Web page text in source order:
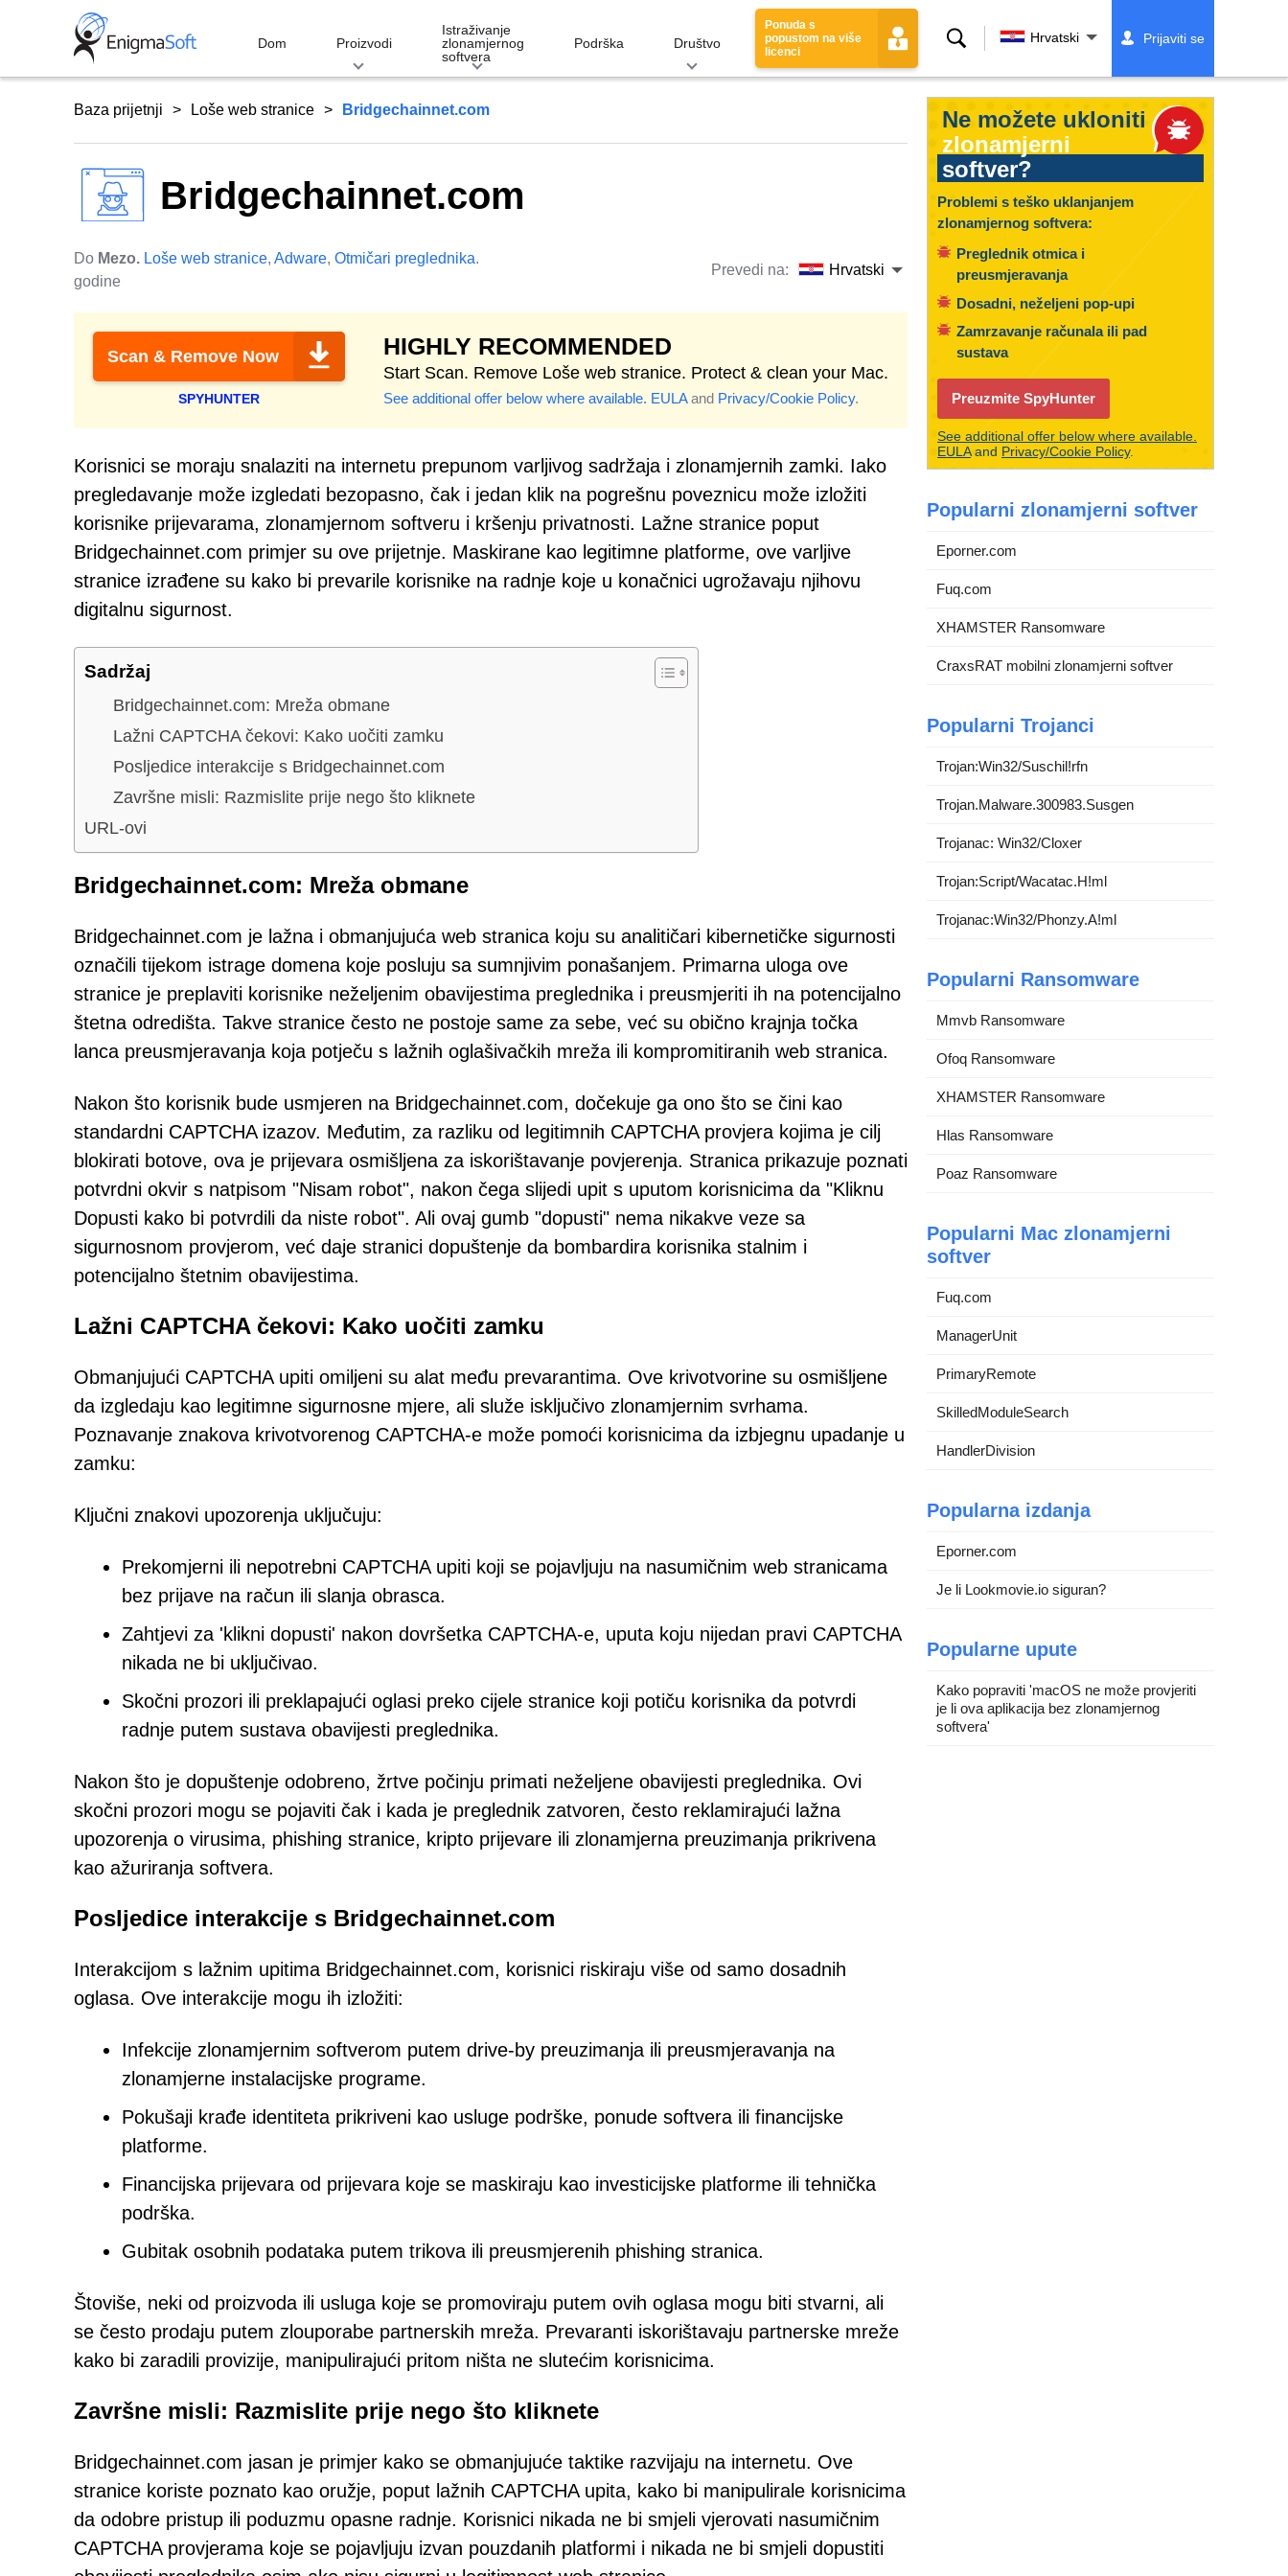
Dom Proizvodi
Istraživanje
zlonamjernog
softvera
Podrška Društvo
Ponuda s
popustom na više
licenci
Traži Hrvatski Prijaviti se
Baza prijetnji Loše web stranice Bridgechainnet.com
Bridgechainnet.com
Do Mezo. Loše web stranice, Adware, Otmičari preglednika.
godine
Prevedi na: Hrvatski
Scan & Remove Now
SPYHUNTER
HIGHLY RECOMMENDED
Start Scan. Remove Loše web stranice. Protect & clean your Mac.
See additional offer below where available. EULAand Privacy/Cookie Policy.
Korisnici se moraju snalaziti na internetu prepunom varljivog sadržaja i zlonamjernih zamki. Iako
pregledavanje može izgledati bezopasno, čak i jedan klik na pogrešnu poveznicu može izložiti
korisnike prijevarama, zlonamjernom softveru i kršenju privatnosti. Lažne stranice poput
Bridgechainnet.com primjer su ove prijetnje. Maskirane kao legitimne platforme, ove varljive
stranice izrađene su kako bi prevarile korisnike na radnje koje u konačnici ugrožavaju njihovu
digitalnu sigurnost.
Sadržaj
Bridgechainnet.com: Mreža obmane
Lažni CAPTCHA čekovi: Kako uočiti zamku
Posljedice interakcije s Bridgechainnet.com
Završne misli: Razmislite prije nego što kliknete
URL-ovi
Bridgechainnet.com: Mreža obmane
Bridgechainnet.com je lažna i obmanjujuća web stranica koju su analitičari kibernetičke sigurnosti
označili tijekom istrage domena koje posluju sa sumnjivim ponašanjem. Primarna uloga ove
stranice je preplaviti korisnike neželjenim obavijestima preglednika i preusmjeriti ih na potencijalno
štetna odredišta. Takve stranice često ne postoje same za sebe, već su obično krajnja točka
lanca preusmjeravanja koja potječu s lažnih oglašivačkih mreža ili kompromitiranih web stranica.
Nakon što korisnik bude usmjeren na Bridgechainnet.com, dočekuje ga ono što se čini kao
standardni CAPTCHA izazov. Međutim, za razliku od legitimnih CAPTCHA provjera kojima je cilj
blokirati botove, ova je prijevara osmišljena za iskorištavanje povjerenja. Stranica prikazuje poznati
potvrdni okvir s natpisom "Nisam robot", nakon čega slijedi upit s uputom korisnicima da "Kliknu
Dopusti kako bi potvrdili da niste robot". Ali ovaj gumb "dopusti" nema nikakve veze sa
sigurnosnom provjerom, već daje stranici dopuštenje da bombardira korisnika stalnim i
potencijalno štetnim obavijestima.
Lažni CAPTCHA čekovi: Kako uočiti zamku
Obmanjujući CAPTCHA upiti omiljeni su alat među prevarantima. Ove krivotvorine su osmišljene
da izgledaju kao legitimne sigurnosne mjere, ali služe isključivo zlonamjernim svrhama.
Poznavanje znakova krivotvorenog CAPTCHA-e može pomoći korisnicima da izbjegnu upadanje u
zamku:
Ključni znakovi upozorenja uključuju:
Prekomjerni ili nepotrebni CAPTCHA upiti koji se pojavljuju na nasumičnim web stranicama
bez prijave na račun ili slanja obrasca.
Zahtjevi za 'klikni dopusti' nakon dovršetka CAPTCHA-e, uputa koju nijedan pravi CAPTCHA
nikada ne bi uključivao.
Skočni prozori ili preklapajući oglasi preko cijele stranice koji potiču korisnika da potvrdi
radnje putem sustava obavijesti preglednika.
Nakon što je dopuštenje odobreno, žrtve počinju primati neželjene obavijesti preglednika. Ovi
skočni prozori mogu se pojaviti čak i kada je preglednik zatvoren, često reklamirajući lažna
upozorenja o virusima, phishing stranice, kripto prijevare ili zlonamjerna preuzimanja prikrivena
kao ažuriranja softvera.
Posljedice interakcije s Bridgechainnet.com
Interakcijom s lažnim upitima Bridgechainnet.com, korisnici riskiraju više od samo dosadnih
oglasa. Ove interakcije mogu ih izložiti:
Infekcije zlonamjernim softverom putem drive-by preuzimanja ili preusmjeravanja na
zlonamjerne instalacijske programe.
Pokušaji krađe identiteta prikriveni kao usluge podrške, ponude softvera ili financijske
platforme.
Financijska prijevara od prijevara koje se maskiraju kao investicijske platforme ili tehnička
podrška.
Gubitak osobnih podataka putem trikova ili preusmjerenih phishing stranica.
Štoviše, neki od proizvoda ili usluga koje se promoviraju putem ovih oglasa mogu biti stvarni, ali
se često prodaju putem zlouporabe partnerskih mreža. Prevaranti iskorištavaju partnerske mreže
kako bi zaradili provizije, manipulirajući pritom ništa ne slutećim korisnicima.
Završne misli: Razmislite prije nego što kliknete
Bridgechainnet.com jasan je primjer kako se obmanjujuće taktike razvijaju na internetu. Ove
stranice koriste poznato kao oružje, poput lažnih CAPTCHA upita, kako bi manipulirale korisnicima
da odobre pristup ili poduzmu opasne radnje. Korisnici nikada ne bi smjeli vjerovati nasumičnim
CAPTCHA provjerama koje se pojavljuju izvan pouzdanih platformi i nikada ne bi smjeli dopustiti
Ne možete ukloniti
zlonamjerni
softver?
Problemi s teško uklanjanjem
zlonamjernog softvera:
Preglednik otmica i
preusmjeravanja
Dosadni, neželjeni pop-upi
Zamrzavanje računala ili pad
sustava
Preuzmite SpyHunter
See additional offer below where available.
EULAand Privacy/Cookie Policy.
Popularni zlonamjerni softver
Eporner.com
Fuq.com
XHAMSTER Ransomware
CraxsRAT mobilni zlonamjerni softver
Popularni Trojanci
Trojan:Win32/Suschil!rfn
Trojan.Malware.300983.Susgen
Trojanac: Win32/Cloxer
Trojan:Script/Wacatac.H!ml
Trojanac:Win32/Phonzy.A!ml
Popularni Ransomware
Mmvb Ransomware
Ofoq Ransomware
XHAMSTER Ransomware
Hlas Ransomware
Poaz Ransomware
Popularni Mac zlonamjerni
softver
Fuq.com
ManagerUnit
PrimaryRemote
SkilledModuleSearch
HandlerDivision
Popularna izdanja
Eporner.com
Je li Lookmovie.io siguran?
Popularne upute
Kako popraviti 'macOS ne može provjeriti
je li ova aplikacija bez zlonamjernog
softvera'